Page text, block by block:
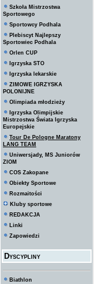
Szkoła Mistrzostwa
Sportowego
Sportowcy Podhala
Plebiscyt Najlepszy
Sportowiec Podhala
Orlen CUP
Igrzyska STO
Igrzyska lekarskie
ZIMOWE IGRZYSKA
POLONIJNE
Olimpiada młodzieży
Igrzyska Olimpijskie
Mistrzostwa Świata Igrzyska
Europejskie
Tour De Pologne Maratony
LANG TEAM
Uniwersjady, MS Juniorów
ZIOM
COS Zakopane
Obiekty Sportowe
Rozmaitości
Kluby sportowe
REDAKCJA
Linki
Zapowiedzi
Dyscypliny
Biathlon